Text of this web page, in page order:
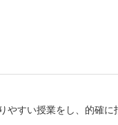
実的でない提案をされた
中でも高い方と言ってい
やすい授業をし、的確に